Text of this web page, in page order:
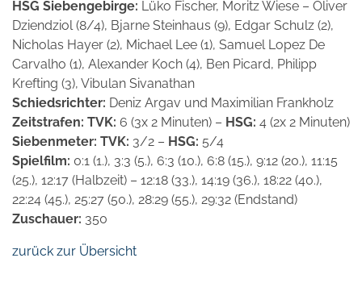
HSG Siebengebirge: Lüko Fischer, Moritz Wiese – Oliver
Dziendziol (8/4), Bjarne Steinhaus (9), Edgar Schulz (2),
Nicholas Hayer (2), Michael Lee (1), Samuel Lopez De
Carvalho (1), Alexander Koch (4), Ben Picard, Philipp
Krefting (3), Vibulan Sivanathan
Schiedsrichter: Deniz Argav und Maximilian Frankholz
Zeitstrafen: TVK: 6 (3x 2 Minuten) – HSG: 4 (2x 2 Minuten)
Siebenmeter: TVK: 3/2 – HSG: 5/4
Spielfilm: 0:1 (1.), 3:3 (5.), 6:3 (10.), 6:8 (15.), 9:12 (20.), 11:15
(25.), 12:17 (Halbzeit) – 12:18 (33.), 14:19 (36.), 18:22 (40.),
22:24 (45.), 25:27 (50.), 28:29 (55.), 29:32 (Endstand)
Zuschauer: 350
zurück zur Übersicht